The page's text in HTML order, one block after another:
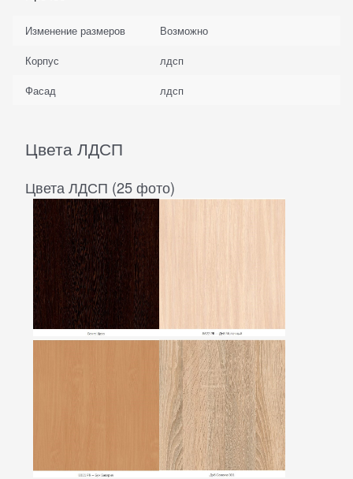
Изменение размеров
Возможно
Корпус
лдсп
Фасад
лдсп
Цвета ЛДСП
Цвета ЛДСП (25 фото)